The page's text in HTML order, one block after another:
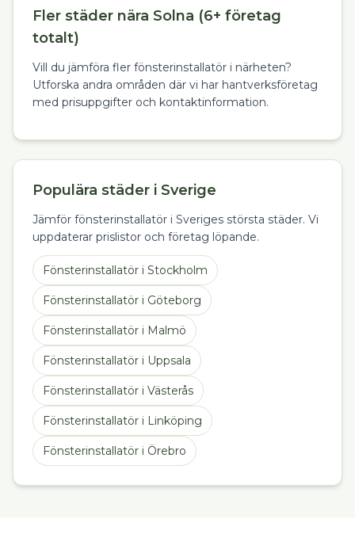
Fler städer nära Solna (6+ företag
totalt)
Vill du jämföra fler fönsterinstallatör i närheten?
Utforska andra områden där vi har hantverksföretag
med prisuppgifter och kontaktinformation.
Populära städer i Sverige
Jämför fönsterinstallatör i Sveriges största städer. Vi
uppdaterar prislistor och företag löpande.
Fönsterinstallatör i Stockholm
Fönsterinstallatör i Göteborg
Fönsterinstallatör i Malmö
Fönsterinstallatör i Uppsala
Fönsterinstallatör i Västerås
Fönsterinstallatör i Linköping
Fönsterinstallatör i Örebro